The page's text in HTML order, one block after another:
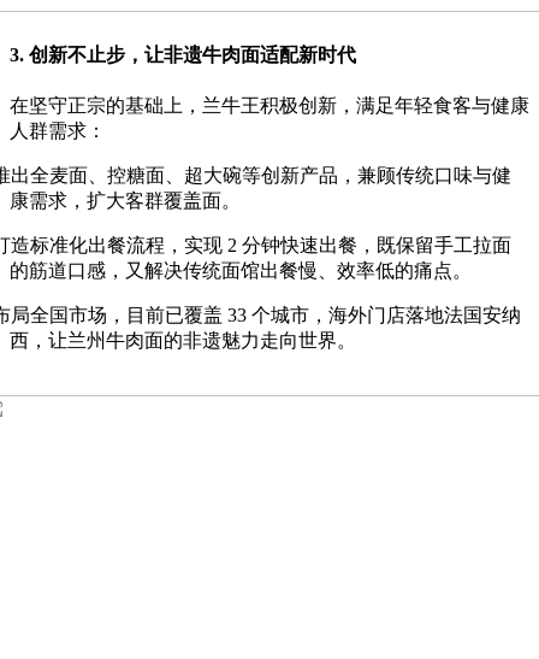
3. 创新不止步，让非遗牛肉面适配新时代
在坚守正宗的基础上，兰牛王积极创新，满足年轻食客与健康
人群需求：
出全麦面、控糖面、超大碗等创新产品，兼顾传统口味与健
康需求，扩大客群覆盖面。
造标准化出餐流程，实现 2 分钟快速出餐，既保留手工拉面
的筋道口感，又解决传统面馆出餐慢、效率低的痛点。
局全国市场，目前已覆盖 33 个城市，海外门店落地法国安纳
西，让兰州牛肉面的非遗魅力走向世界。